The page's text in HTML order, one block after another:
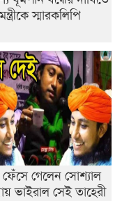
স্মারকলিপি
গেলেন সোশ্যাল
ভাইরাল সেই তাহেরী